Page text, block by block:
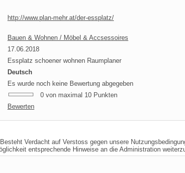
http://www.plan-mehr.at/der-essplatz/
Bauen & Wohnen / Möbel & Accsessoires
17.06.2018
Essplatz schoener wohnen Raumplaner
Deutsch
Es wurde noch keine Bewertung abgegeben
0 von maximal 10 Punkten
Bewerten
Verdacht auf Verstoss gegen unsere
entsprechende Hinweise an die Administration